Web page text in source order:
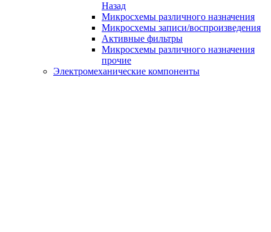
Назад
Микросхемы различного назначения
Микросхемы записи/воспроизведения
Активные фильтры
Микросхемы различного назначения
прочие
Электромеханические компоненты